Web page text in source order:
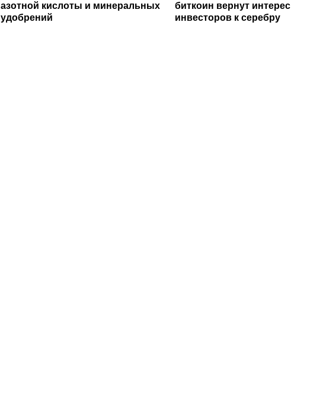
азотной кислоты и минеральных
удобрений
биткоин вернут интерес
инвесторов к серебру